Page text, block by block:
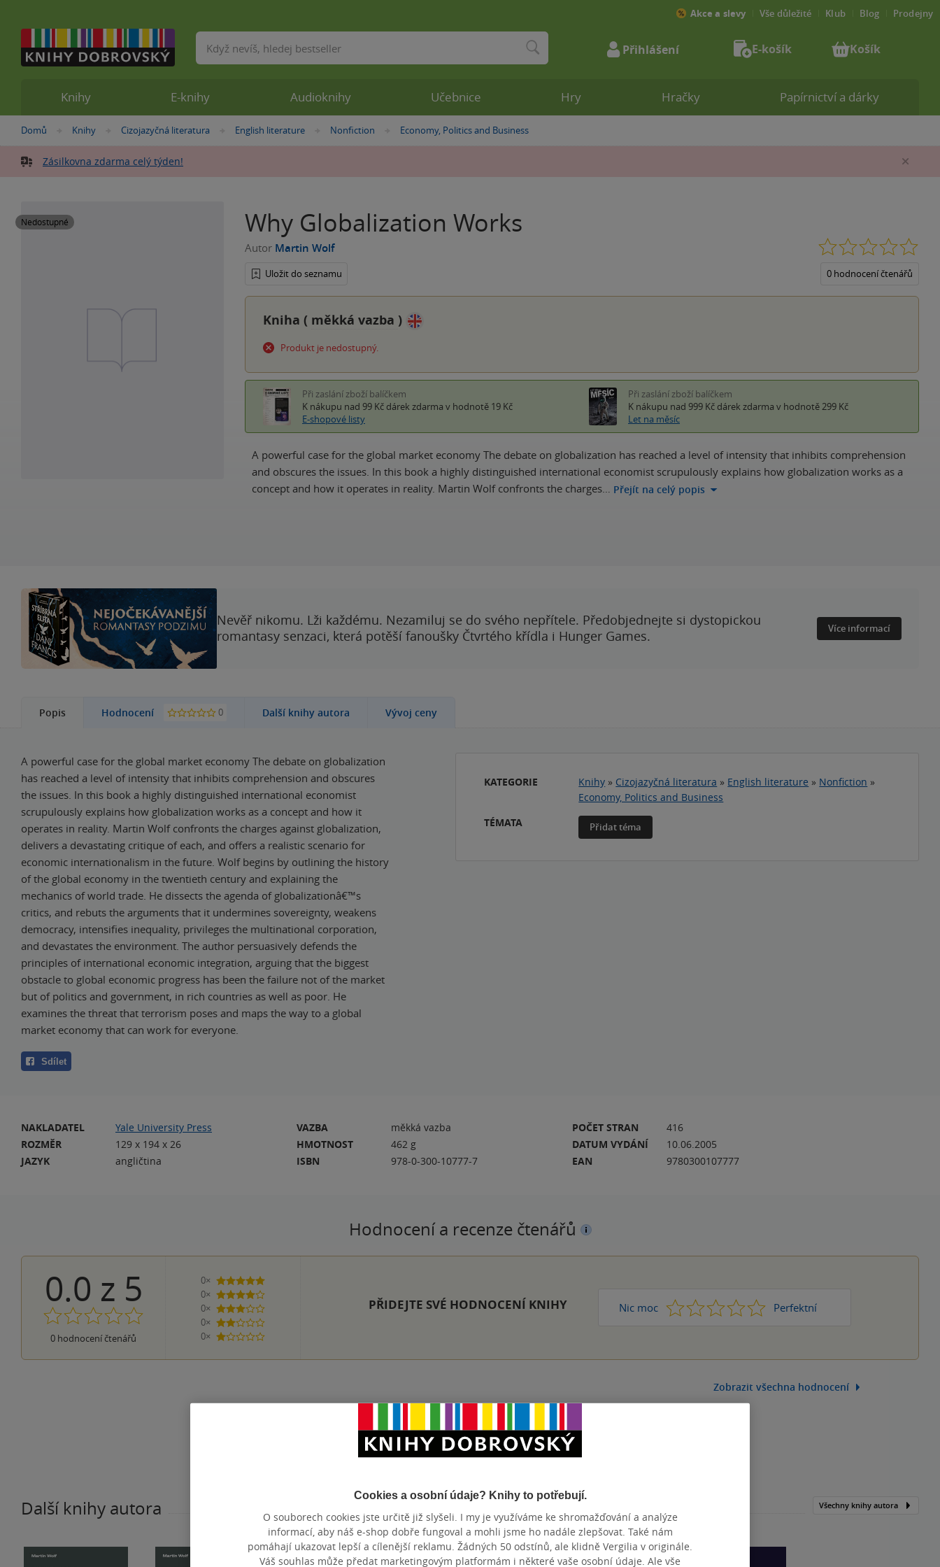
Nacházíte
zde:
Domů »
Knihy »
Cizojazyčná literatura »
English literature »
Nonfiction »
Economy, Politics and Business
Zásilkovna zdarma celý týden!
Nedostupné Why Globalization Works
Autor Martin Wolf
Uložit do seznamu 0 hodnocení čtenářů
Kniha ( měkká vazba )
Produkt je nedostupný.
Při zaslání zboží balíčkem
K nákupu nad 99 Kč dárek zdarma v hodnotě 19 Kč
E-shopové listy
Při zaslání zboží balíčkem
K nákupu nad 999 Kč dárek zdarma v hodnotě 299 Kč
Let na měsíc
A powerful case for the global market economy The debate on globalization has reached a level of intensity that inhibits comprehension
and obscures the issues. In this book a highly distinguished international economist scrupulously explains how globalization works as a
concept and how it operates in reality. Martin Wolf confronts the charges… Přejít na celý popis
Nevěř nikomu. Lži každému. Nezamiluj se do svého nepřítele. Předobjednejte si dystopickou
romantasy senzaci, která potěší fanoušky Čtvrtého křídla i Hunger Games.
Více informací
Popis Hodnocení 0 Další knihy autora Vývoj ceny
A powerful case for the global market economy The debate on globalization
has reached a level of intensity that inhibits comprehension and obscures
the issues. In this book a highly distinguished international economist
scrupulously explains how globalization works as a concept and how it
operates in reality. Martin Wolf confronts the charges against globalization,
delivers a devastating critique of each, and offers a realistic scenario for
economic internationalism in the future. Wolf begins by outlining the history
of the global economy in the twentieth century and explaining the
mechanics of world trade. He dissects the agenda of globalizationâ€™s
critics, and rebuts the arguments that it undermines sovereignty, weakens
democracy, intensifies inequality, privileges the multinational corporation,
and devastates the environment. The author persuasively defends the
principles of international economic integration, arguing that the biggest
obstacle to global economic progress has been the failure not of the market
but of politics and government, in rich countries as well as poor. He
examines the threat that terrorism poses and maps the way to a global
market economy that can work for everyone.
Sdílet
KATEGORIE Knihy » Cizojazyčná literatura » English literature » Nonfiction »
Economy, Politics and Business
TÉMATA
Přidat téma
NAKLADATEL
Yale University Press
ROZMĚR
129 x 194 x 26
JAZYK
angličtina
VAZBA
měkká vazba
HMOTNOST
462 g
ISBN
978-0-300-10777-7
POČET STRAN
416
DATUM VYDÁNÍ
10.06.2005
EAN
9780300107777
Hodnocení a recenze čtenářů
0.0 z 5
0 hodnocení čtenářů
0×
5 hvězdiček
0×
4 hvězdičky
0×
3 hvězdičky
0×
2 hvězdičky
0×
1 hvezdička
PŘIDEJTE SVÉ HODNOCENÍ KNIHY Nic moc 1 2 3 4 Perfektní
5
Zobrazit všechna hodnocení
Přidat hodnocení
Další knihy autora Všechny knihy autora
Knihy E-knihy Audioknihy Učebnice Hry Hračky Papírnictví a dárky
Akce a slevy Vše důležité Klub Blog Prodejny
Vyhledávání Přihlášení E-košík Košík
Cookies a osobní údaje? Knihy to potřebují.
O souborech cookies jste určitě již slyšeli. I my je využíváme ke shromažďování a analýze
informací, aby náš e-shop dobře fungoval a mohli jsme ho nadále zlepšovat. Také nám
pomáhají ukazovat lepší a cílenější reklamu. Žádných 50 odstínů, ale klidně Vergilia v originále.
Váš souhlas může předat marketingovým platformám i některé vaše osobní údaje. Ale vše